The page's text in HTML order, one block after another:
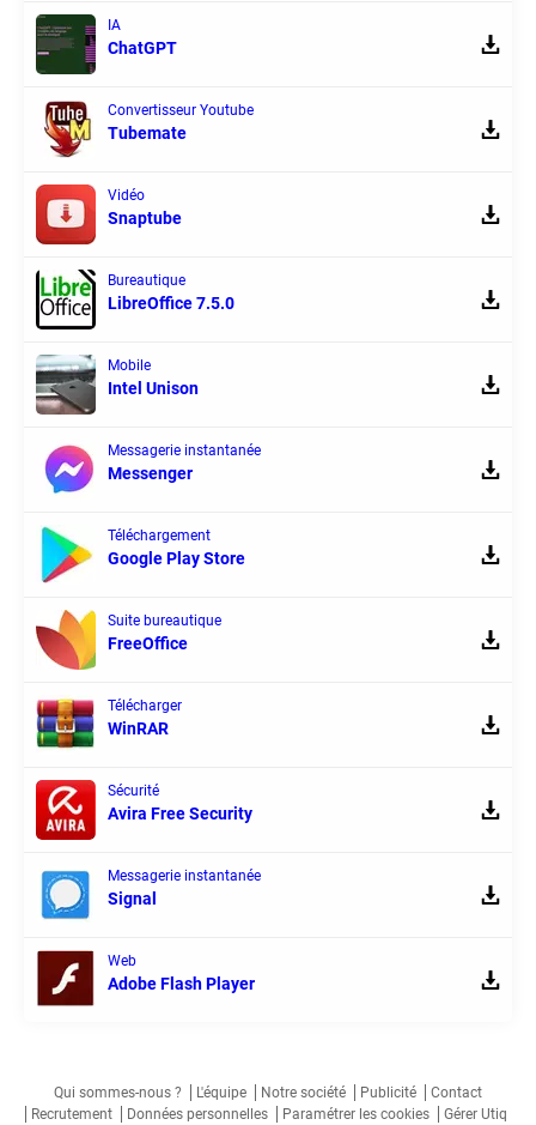
IA
ChatGPT
Convertisseur Youtube
Tubemate
Vidéo
Snaptube
Bureautique
LibreOffice 7.5.0
Mobile
Intel Unison
Messagerie instantanée
Messenger
Téléchargement
Google Play Store
Suite bureautique
FreeOffice
Télécharger
WinRAR
Sécurité
Avira Free Security
Messagerie instantanée
Signal
Web
Adobe Flash Player
Qui sommes-nous ? L'équipe Notre société Publicité
Contact
Recrutement
Données personnelles Paramétrer les cookies Gérer Utiq